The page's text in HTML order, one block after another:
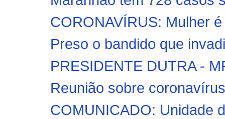
CORONAVÍRUS: Mulher
Preso o bandido que
PRESIDENTE DUTRA -
Reunião sobre
COMUNICADO: Unidade